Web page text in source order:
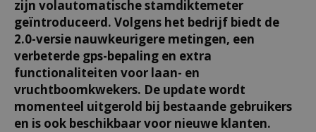
zijn volautomatische stamdiktemeter
geïntroduceerd. Volgens het bedrijf biedt de
2.0-versie nauwkeurigere metingen, een
verbeterde gps-bepaling en extra
functionaliteiten voor laan- en
vruchtboomkwekers. De update wordt
momenteel uitgerold bij bestaande gebruikers
en is ook beschikbaar voor nieuwe klanten.